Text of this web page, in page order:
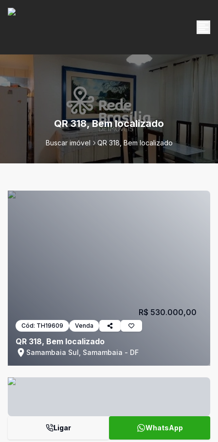
QR 318, Bem localizado
Buscar imóvel QR 318, Bem localizado
Cód: TH19609 Venda
QR 318, Bem localizado
Samambaia Sul, Samambaia - DF
R$ 530.000,00
Ligar WhatsApp